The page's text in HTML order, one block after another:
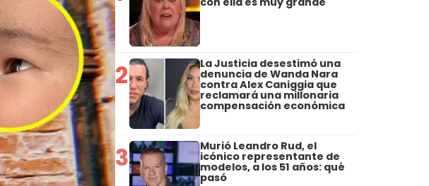
2 La Justicia desestimó una
denuncia de Wanda Nara
contra Alex Caniggia que
reclamará una millonaria
compensación económica
3 Murió Leandro Rud, el
icónico representante de
modelos, a los 51 años: qué
pasó